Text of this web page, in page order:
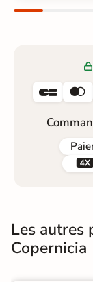
 

Les autres
Copernicia